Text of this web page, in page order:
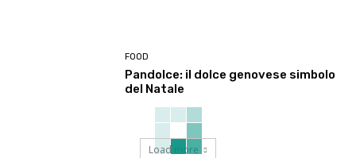
FOOD
Pandolce: il dolce genovese simbolo
del Natale
Load more